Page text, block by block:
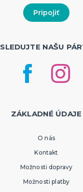
SLEDUJTE NAŠU
ZÁKLADNÉ ÚDAJE
O nás
Kontakt
Možnosti dopravy
Možnosti platby